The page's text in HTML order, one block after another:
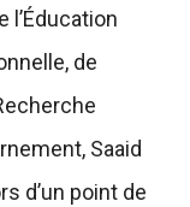
l’Éducation
de
Saaid
d’un point de